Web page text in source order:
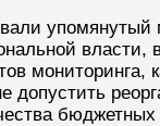
мониторинга,
бюджетных